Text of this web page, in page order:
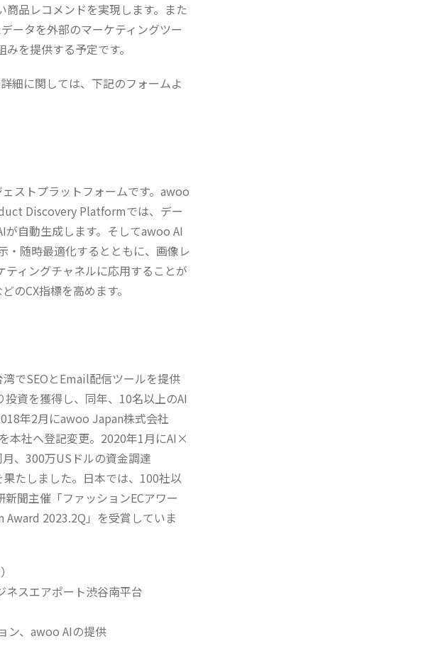
品レコメンドを実現します。また
ータを外部のマーケティングツー
を提供する予定です。
細に関しては、下記のフォームよ
ストプラットフォームです。awoo
Discovery Platformでは、デー
自動生成します。そしてawoo AI
随時最適化するとともに、画像レ
ィングチャネルに応用することが
のCX指標を高めます。
でSEOとEmail配信ツールを提供
資を獲得し、同年、10名以上のAI
年2月にawoo Japan株式会社
本社へ登記変更。2020年1月にAI×
、300万USドルの資金調達
たしました。日本では、100社以
聞主催「ファッションECアワー
2023.2Q」を受賞していま
）
ネスエアポート渋谷南平台
ン、awoo AIの提供